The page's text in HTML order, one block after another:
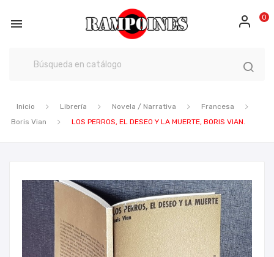
 0
Inicio Librería Novela / Narrativa
Francesa
Boris Vian
LOS PERROS, EL DESEO Y LA MUERTE, BORIS VIAN.